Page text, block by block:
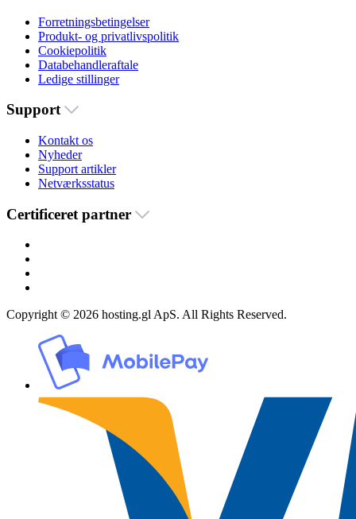
Forretningsbetingelser
Produkt- og privatlivspolitik
Cookiepolitik
Databehandleraftale
Ledige stillinger
Support
Kontakt os
Nyheder
Support artikler
Netværksstatus
Certificeret partner
Copyright © 2026 hosting.gl ApS. All Rights Reserved.